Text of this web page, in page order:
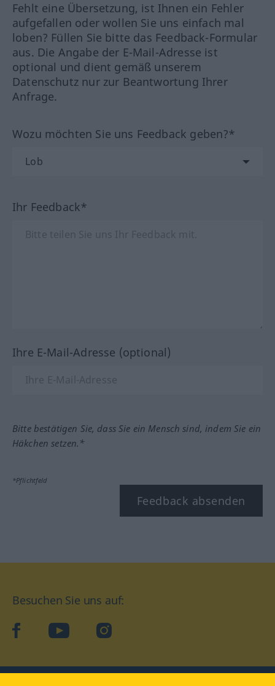
Fehlt eine Übersetzung, ist Ihnen ein Fehler
aufgefallen oder wollen Sie uns einfach mal
loben? Füllen Sie bitte das Feedback-Formular
aus. Die Angabe der E-Mail-Adresse ist
optional und dient gemäß unserem
Datenschutz nur zur Beantwortung Ihrer
Anfrage.
Wozu möchten Sie uns Feedback geben?*
Ihr Feedback*
Ihre E-Mail-Adresse (optional)
Bitte bestätigen Sie, dass Sie ein Mensch sind, indem Sie ein
Häkchen setzen.*
*Pflichtfeld
Feedback absenden
Besuchen Sie uns auf:
facebookYouTube Instagram